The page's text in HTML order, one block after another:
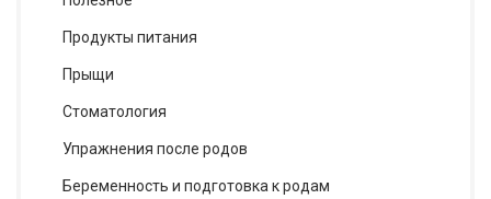
Продукты питания
Прыщи
Стоматология
Упражнения после родов
Беременность и подготовка к родам